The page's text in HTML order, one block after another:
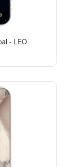
- LEO